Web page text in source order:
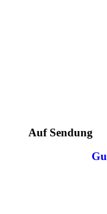
Auf Sendung